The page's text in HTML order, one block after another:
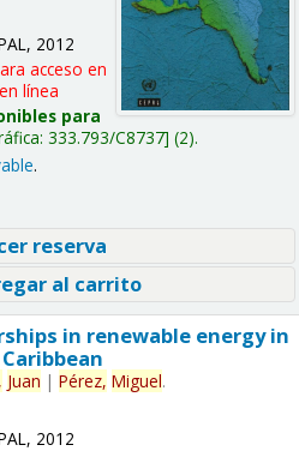
2012
acceso en
línea
para
333.793/C8737 (2).
.
reserva
al carrito
in renewable energy in
Juan | Pérez, Miguel.
2012